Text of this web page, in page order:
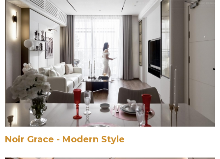
Noir Grace - Modern Style